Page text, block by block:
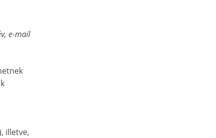
e-mail
illetve,